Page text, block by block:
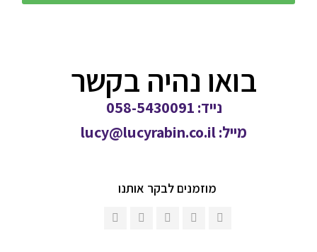
בואו נהיה בקשר
נייד: 058-5430091
מייל:lucy@lucyrabin.co.il
מוזמנים לבקר אותנו